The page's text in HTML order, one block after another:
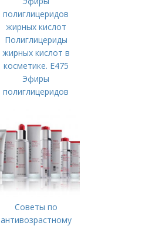
Полиглицериды
жирных кислот в
косметике. E475
Эфиры
полиглицеридов
Советы по
антивозрастному